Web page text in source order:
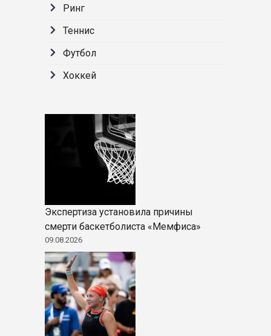
Ринг
Теннис
Футбол
Хоккей
Экспертиза установила причины
смерти баскетболиста «Мемфиса»
09.08.2026